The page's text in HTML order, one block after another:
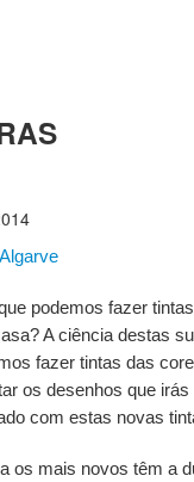
podemos fazer
A ciência destas
fazer tintas das
os desenhos que
com estas novas
os mais novos têm a